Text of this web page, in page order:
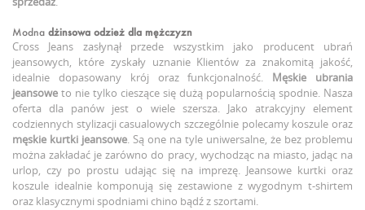
Modna dżinsowa odzież dla mężczyzn
Cross Jeans zasłynął przede wszystkim jako producent ubrań
jeansowych, które zyskały uznanie Klientów za znakomitą jakość,
idealnie dopasowany krój oraz funkcjonalność. Męskie ubrania
jeansowe to nie tylko cieszące się dużą popularnością spodnie. Nasza
oferta dla panów jest o wiele szersza. Jako atrakcyjny element
codziennych stylizacji casualowych szczególnie polecamy koszule oraz
męskie kurtki jeansowe. Są one na tyle uniwersalne, że bez problemu
można zakładać je zarówno do pracy, wychodząc na miasto, jadąc na
urlop, czy po prostu udając się na imprezę. Jeansowe kurtki oraz
koszule idealnie komponują się zestawione z wygodnym t-shirtem
oraz klasycznymi spodniami chino bądź z szortami.